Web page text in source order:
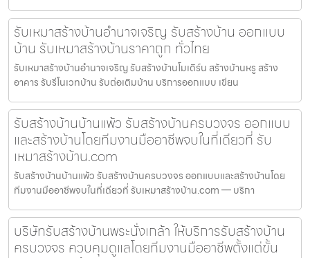
รับเหมาสร้างบ้านอำนาจเจริญ รับสร้างบ้าน ออกแบบ
บ้าน รับเหมาสร้างบ้านราคาถูก ทั่วไทย
รับเหมาสร้างบ้านอำนาจเจริญ รับสร้างบ้านโมเดิร์น สร้างบ้านหรู สร้าง
อาคาร รับรีโนเวทบ้าน รับต่อเติมบ้าน บริการออกแบบ เขียน
รับสร้างบ้านบ้านแพ้ว รับสร้างบ้านครบวงจร ออกแบบ
และสร้างบ้านโดยทีมงานมืออาชีพจบในที่เดียวที่ รับ
เหมาสร้างบ้าน.com
รับสร้างบ้านบ้านแพ้ว รับสร้างบ้านครบวงจร ออกแบบและสร้างบ้านโดย
ทีมงานมืออาชีพจบในที่เดียวที่ รับเหมาสร้างบ้าน.com — บริกา
บริษัทรับสร้างบ้านพระนั่งเกล้า ให้บริการรับสร้างบ้าน
ครบวงจร ควบคุมดูแลโดยทีมงานมืออาชีพตั้งแต่ขั้น